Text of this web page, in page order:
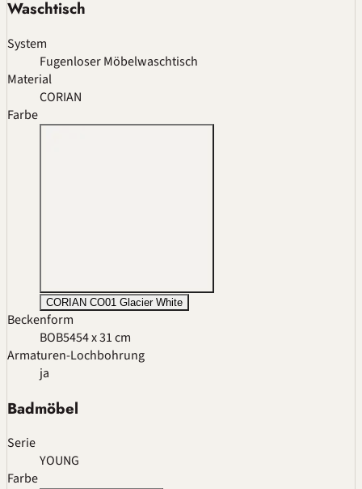
Waschtisch
System
Fugenloser Möbelwaschtisch
Material
CORIAN
Farbe
CORIAN CO01 Glacier White
Beckenform
BOB5454 x 31 cm
Armaturen-Lochbohrung
ja
Badmöbel
Serie
YOUNG
Farbe